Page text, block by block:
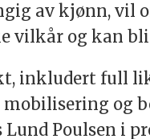
av kjønn,
vilkår og kan
inkludert full
og
Poulsen i